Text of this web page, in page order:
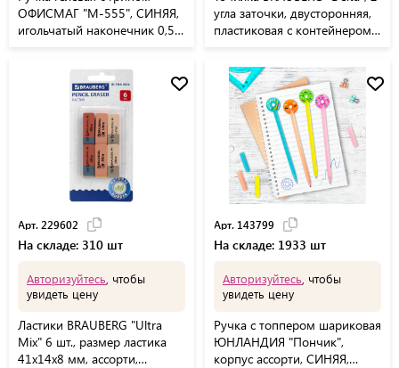
ОФИСМАГ "M-555", СИНЯЯ,
игольчатый наконечник 0,5
угла заточки, двусторонняя,
пластиковая с контейнером,
Арт. 229602
На складе: 310 шт
Авторизуйтесь , чтобы
увидеть цену
Ластики BRAUBERG "Ultra
Mix" 6 шт., размер ластика
41х14х8 мм, ассорти,
Арт. 143799
На складе: 1933 шт
Авторизуйтесь , чтобы
увидеть цену
Ручка с топпером шариковая
ЮНЛАНДИЯ "Пончик",
корпус ассорти, СИНЯЯ,